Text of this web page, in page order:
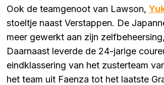
Ook de teamgenoot van Lawson,
stoeltje naast Verstappen. De
meer gewerkt aan zijn
Daarnaast leverde de 24-jarige
eindklassering van het zusterteam
het team uit Faenza tot het laatste